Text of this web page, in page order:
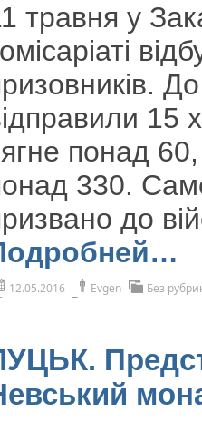
травня у
До
15
понад
330. Саме
до
12.05.2016 Evgen Без